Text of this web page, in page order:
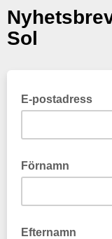
Sol
E-postadress
Förnamn
Efternamn